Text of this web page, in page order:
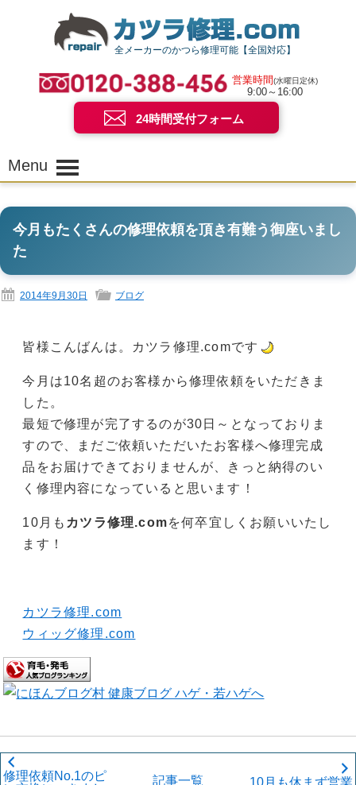
全メーカーのかつら修理可能【全国対応】
営業時間(水曜日定休)
9:00～16:00
24時間受付フォーム
Menu
今月もたくさんの修理依頼を頂き有難う御座いまし
た
2014年9月30日 ブログ
皆様こんばんは。カツラ修理.comです
今月は10名超のお客様から修理依頼をいただきま
した。
最短で修理が完了するのが30日～となっておりま
すので、まだご依頼いただいたお客様へ修理完成
品をお届けできておりませんが、きっと納得のい
く修理内容になっていると思います！
10月も カツラ修理.comを何卒宜しくお願いいたし
ます！
カツラ修理.com
ウィッグ修理.com
修理依頼No.1のピ
記事一覧